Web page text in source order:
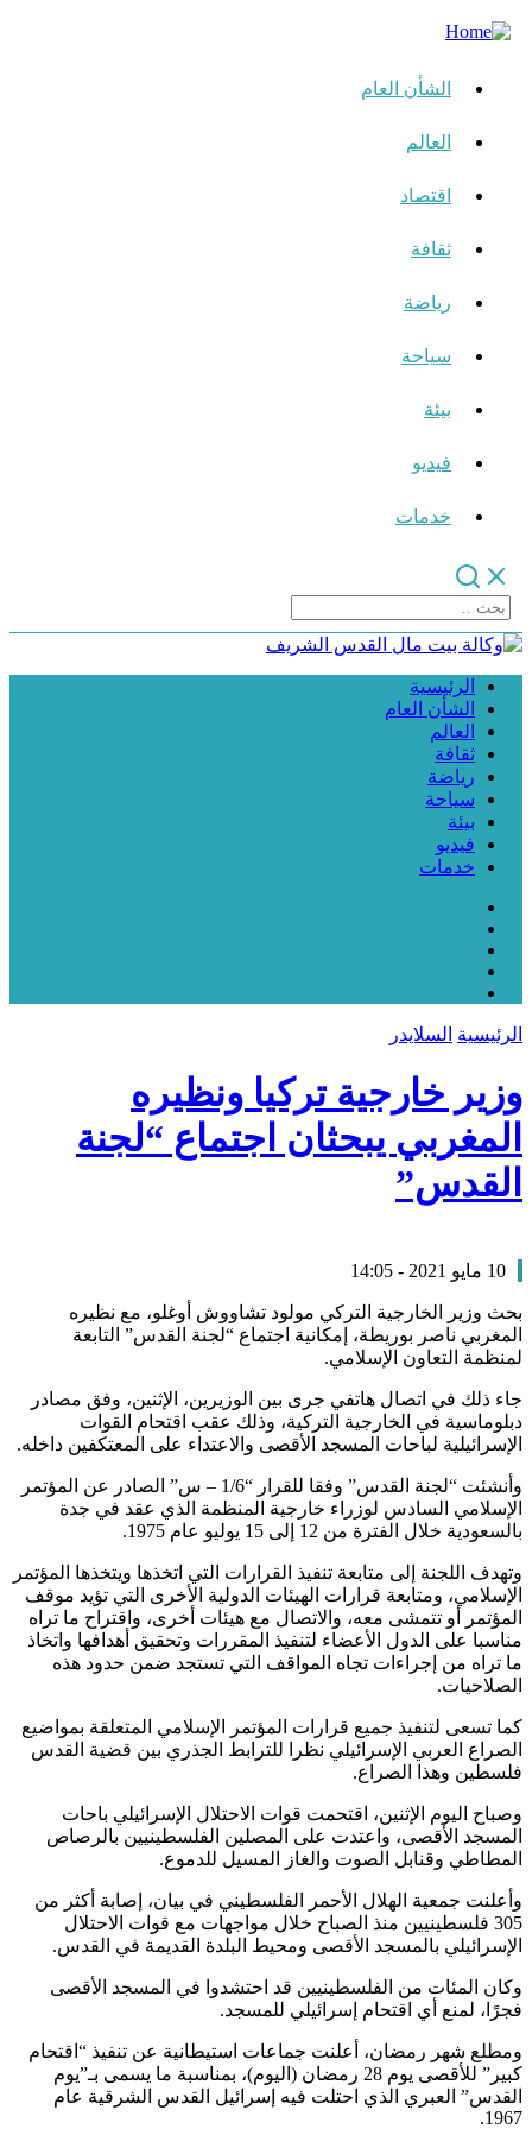
الشأن العام
العالم
اقتصاد
ثقافة
رياضة
سياحة
بيئة
فيديو
خدمات
الرئيسية
الشأن العام
العالم
ثقافة
رياضة
سياحة
بيئة
فيديو
خدمات
الرئيسية السلايدر
وزير خارجية تركيا ونظيره
المغربي يبحثان اجتماع “لجنة
القدس”
10 مايو 2021 - 14:05
بحث وزير الخارجية التركي مولود تشاووش أوغلو، مع نظيره
المغربي ناصر بوريطة، إمكانية اجتماع “لجنة القدس” التابعة
لمنظمة التعاون الإسلامي.
جاء ذلك في اتصال هاتفي جرى بين الوزيرين، الإثنين، وفق مصادر
دبلوماسية في الخارجية التركية، وذلك عقب اقتحام القوات
الإسرائيلية لباحات المسجد الأقصى والاعتداء على المعتكفين داخله.
وأنشئت “لجنة القدس” وفقا للقرار “1/6 – س” الصادر عن المؤتمر
الإسلامي السادس لوزراء خارجية المنظمة الذي عقد في جدة
بالسعودية خلال الفترة من 12 إلى 15 يوليو عام 1975.
وتهدف اللجنة إلى متابعة تنفيذ القرارات التي اتخذها ويتخذها المؤتمر
الإسلامي، ومتابعة قرارات الهيئات الدولية الأخرى التي تؤيد موقف
المؤتمر أو تتمشى معه، والاتصال مع هيئات أخرى، واقتراح ما تراه
مناسبا على الدول الأعضاء لتنفيذ المقررات وتحقيق أهدافها واتخاذ
ما تراه من إجراءات تجاه المواقف التي تستجد ضمن حدود هذه
الصلاحيات.
كما تسعى لتنفيذ جميع قرارات المؤتمر الإسلامي المتعلقة بمواضيع
الصراع العربي الإسرائيلي نظرا للترابط الجذري بين قضية القدس
فلسطين وهذا الصراع.
وصباح اليوم الإثنين، اقتحمت قوات الاحتلال الإسرائيلي باحات
المسجد الأقصى، واعتدت على المصلين الفلسطينيين بالرصاص
المطاطي وقنابل الصوت والغاز المسيل للدموع.
وأعلنت جمعية الهلال الأحمر الفلسطيني في بيان، إصابة أكثر من
305 فلسطينيين منذ الصباح خلال مواجهات مع قوات الاحتلال
الإسرائيلي بالمسجد الأقصى ومحيط البلدة القديمة في القدس.
وكان المئات من الفلسطينيين قد احتشدوا في المسجد الأقصى
فجرًا، لمنع أي اقتحام إسرائيلي للمسجد.
ومطلع شهر رمضان، أعلنت جماعات استيطانية عن تنفيذ “اقتحام
كبير” للأقصى يوم 28 رمضان (اليوم)، بمناسبة ما يسمى بـ”يوم
القدس” العبري الذي احتلت فيه إسرائيل القدس الشرقية عام
1967.